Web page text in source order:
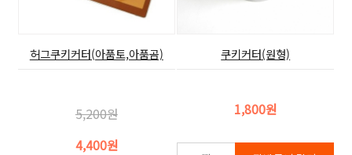
허그쿠키커터(아품토,아품곰)
5,200원
4,400원
쿠키커터(원형)
1,800원